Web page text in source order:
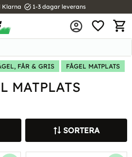
Klarna task_alt 1-3 dagar leverans
FÅR & GRIS FÅGEL MATPLATS
MATPLATS
SORTERA